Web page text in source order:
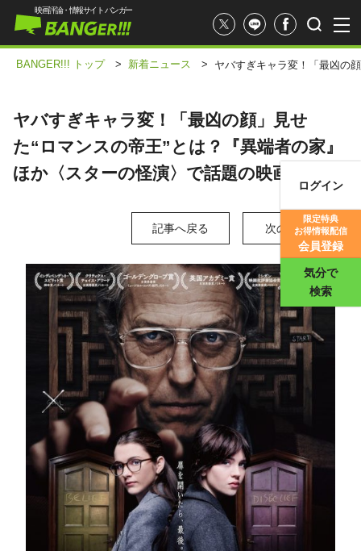
映画評価
映画評論・情報サイト バンガー
ログイン
限定特典
お得情報配信
会員登録
気分で
検索
BANGER!!! トップ > 新着ニュース > ヤバすぎキャラ変！「最凶の
ヤバすぎキャラ変！「最凶の顔」見せ
た“ロマンスの帝王”とは？『異端者の家』
ほか〈スターの怪演〉で話題の映画3選
記事へ戻る 次の写真 >